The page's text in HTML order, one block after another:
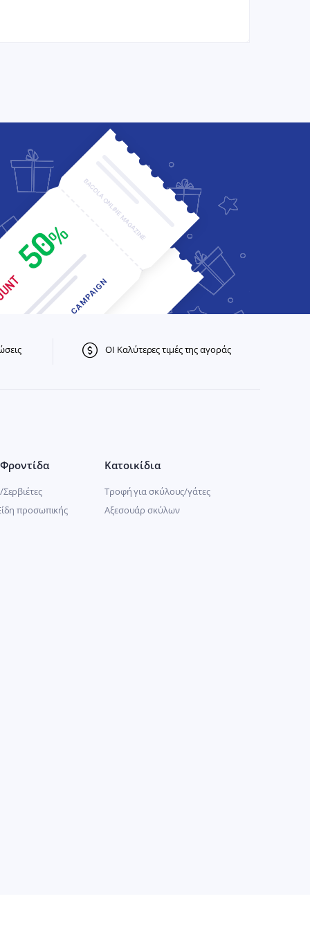
ΟΙ Καλύτερες τιμές της αγοράς
προσωπικής
Κατοικίδια
Τροφή για σκύλους/γάτες
Αξεσουάρ σκύλων